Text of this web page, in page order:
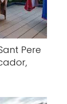
Pere